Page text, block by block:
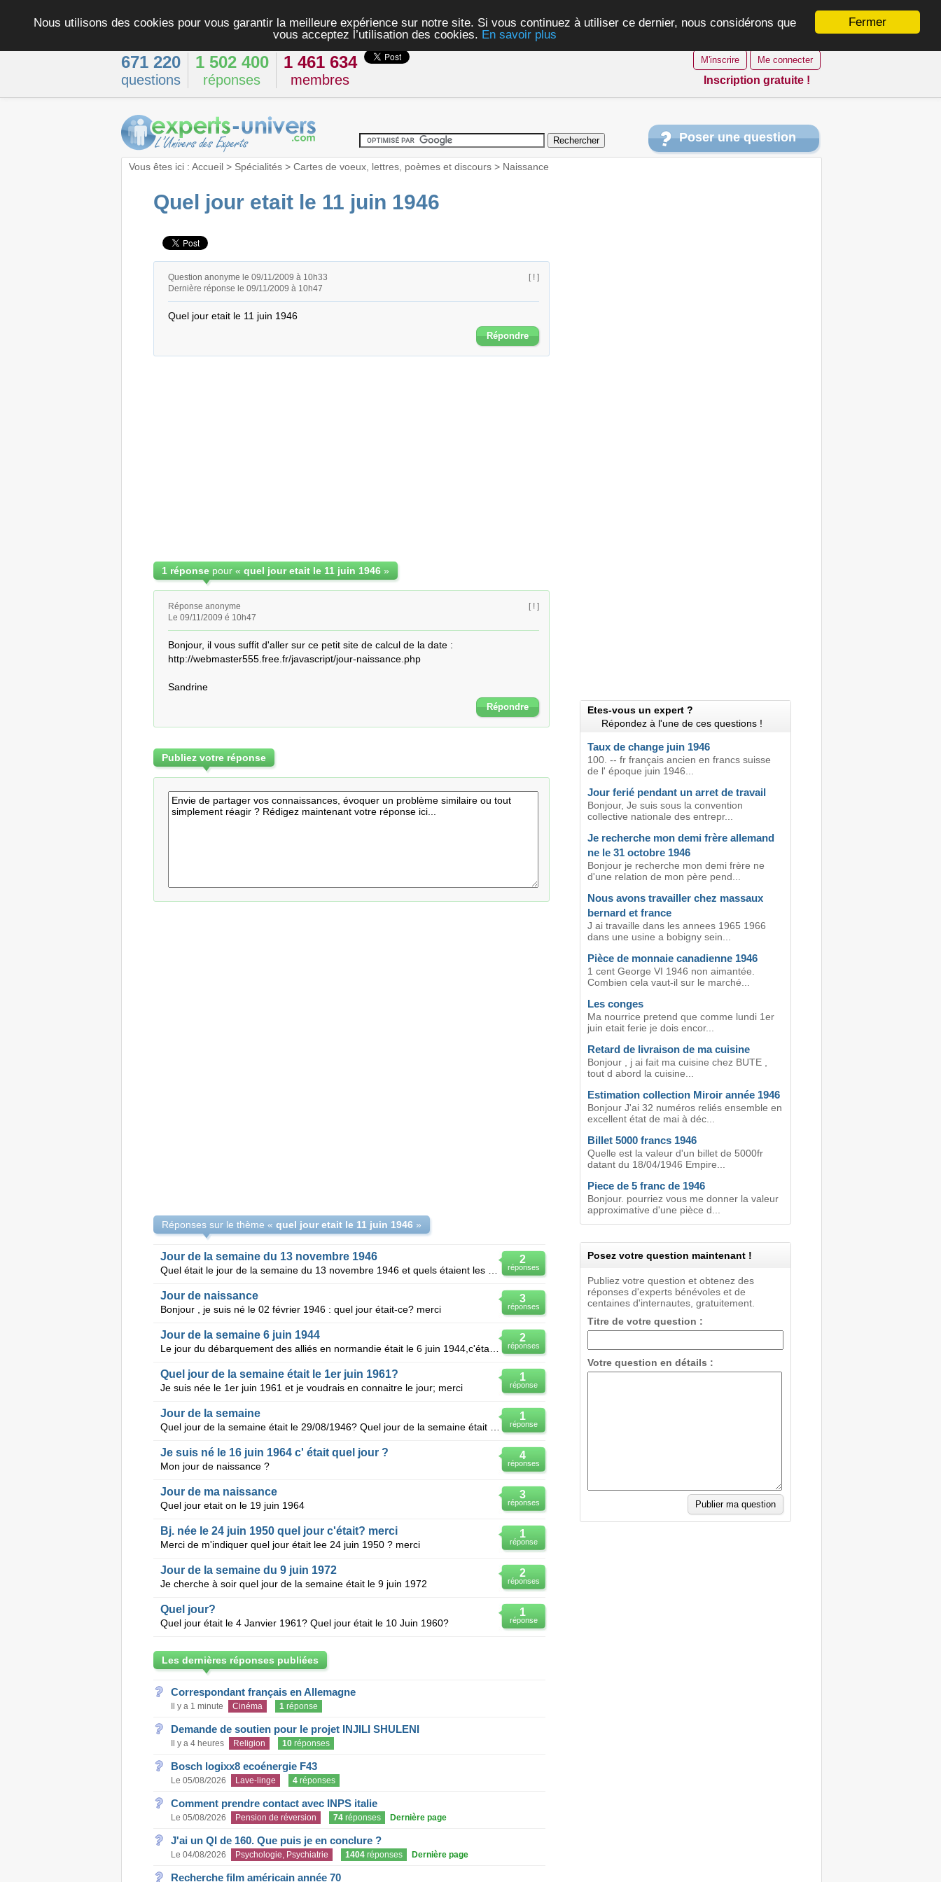
Fermer
Nous utilisons des cookies pour vous garantir la meilleure expérience sur notre site. Si vous continuez à utiliser ce dernier, nous considérons que
vous acceptez l’utilisation des cookies. En savoir plus
671 220
questions
1 502 400
réponses
1 461 634
membres
M'inscrire Me connecter
Inscription gratuite !
Poser une question
Vous êtes ici : Accueil> Spécialités> Cartes de voeux, lettres, poèmes et discours> Naissance
Quel jour etait le 11 juin 1946
Question anonyme le 09/11/2009 à 10h33
Dernière réponse le 09/11/2009 à 10h47
[ ! ]
Quel jour etait le 11 juin 1946
Répondre
1 réponse pour « quel jour etait le 11 juin 1946»
Réponse anonyme
Le 09/11/2009 é 10h47
[ ! ]
Bonjour, il vous suffit d'aller sur ce petit site de calcul de la date :
http://webmaster555.free.fr/javascript/jour-naissance.php
Sandrine
Répondre
Publiez votre réponse
Réponses sur le thème « quel jour etait le 11 juin 1946»
2
réponses
Jour de la semaine du 13 novembre 1946
3
réponses
Jour de naissance
Bonjour , je suis né le 02 février 1946 : quel jour était-ce? merci
2
réponses
Jour de la semaine 6 juin 1944
1
réponse
Quel jour de la semaine était le 1er juin 1961?
Je suis née le 1er juin 1961 et je voudrais en connaitre le jour; merci
1
réponse
Jour de la semaine
4
réponses
Je suis né le 16 juin 1964 c' était quel jour ?
Mon jour de naissance ?
3
réponses
Jour de ma naissance
Quel jour etait on le 19 juin 1964
1
réponse
Bj. née le 24 juin 1950 quel jour c'était? merci
Merci de m'indiquer quel jour était lee 24 juin 1950 ? merci
2
réponses
Jour de la semaine du 9 juin 1972
Je cherche à soir quel jour de la semaine était le 9 juin 1972
1
réponse
Quel jour?
Quel jour était le 4 Janvier 1961? Quel jour était le 10 Juin 1960?
Les dernières réponses publiées
Correspondant français en Allemagne
Il y a 1 minute Cinéma 1réponse
Demande de soutien pour le projet INJILI SHULENI
Il y a 4 heures Religion 10réponses
Bosch logixx8 ecoénergie F43
Le 05/08/2026 Lave-linge 4réponses
Comment prendre contact avec INPS italie
Le 05/08/2026 Pension de réversion 74réponses Dernière page
J'ai un QI de 160. Que puis je en conclure ?
Le 04/08/2026 Psychologie, Psychiatrie 1404réponses Dernière page
Recherche film américain année 70
Etes-vous un expert ?
Répondez à l'une de ces questions !
Taux de change juin 1946
100. -- fr français ancien en francs suisse
de l' époque juin 1946...
Jour ferié pendant un arret de travail
Bonjour, Je suis sous la convention
collective nationale des entrepr...
Je recherche mon demi frère allemand
ne le 31 octobre 1946
Bonjour je recherche mon demi frère ne
d'une relation de mon père pend...
Nous avons travailler chez massaux
bernard et france
J ai travaille dans les annees 1965 1966
dans une usine a bobigny sein...
Pièce de monnaie canadienne 1946
1 cent George VI 1946 non aimantée.
Combien cela vaut-il sur le marché...
Les conges
Ma nourrice pretend que comme lundi 1er
juin etait ferie je dois encor...
Retard de livraison de ma cuisine
Bonjour , j ai fait ma cuisine chez BUTE ,
tout d abord la cuisine...
Estimation collection Miroir année 1946
Bonjour J'ai 32 numéros reliés ensemble en
excellent état de mai à déc...
Billet 5000 francs 1946
Quelle est la valeur d'un billet de 5000fr
datant du 18/04/1946 Empire...
Piece de 5 franc de 1946
Bonjour. pourriez vous me donner la valeur
approximative d'une pièce d...
Posez votre question maintenant !
Publiez votre question et obtenez des
réponses d'experts bénévoles et de
centaines d'internautes, gratuitement.
Titre de votre question :
Votre question en détails :